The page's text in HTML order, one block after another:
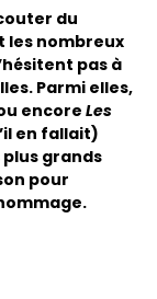
du
les nombreux
pas à
Parmi elles,
encoreLes
en fallait)
grands
pour